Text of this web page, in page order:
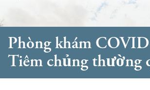
Phòng khám
Tiêm chủng thường